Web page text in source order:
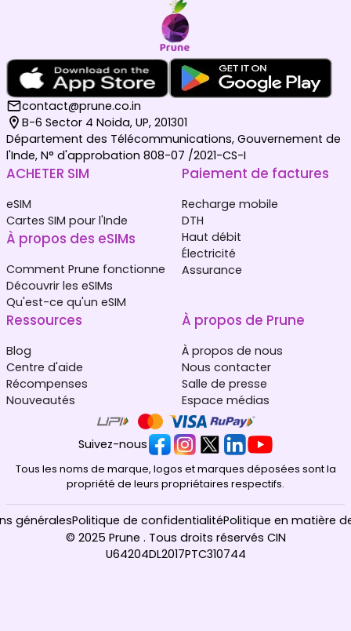
contact@prune.co.in
B-6 Sector 4 Noida, UP, 201301
Département des Télécommunications, Gouvernement de
l'Inde, N° d'approbation 808-07 /2021-CS-I
ACHETER SIM
eSIM
Cartes SIM pour l'Inde
À propos des eSIMs
Comment Prune fonctionne
Découvrir les eSIMs
Qu'est-ce qu'un eSIM
Paiement de factures
Recharge mobile
DTH
Haut débit
Électricité
Assurance
Ressources
Blog
Centre d'aide
Récompenses
Nouveautés
À propos de Prune
À propos de nous
Nous contacter
Salle de presse
Espace médias
Suivez-nous
Tous les noms de marque, logos et marques déposées sont la
propriété de leurs propriétaires respectifs.
© 2025 Prune . Tous droits réservés CIN
U64204DL2017PTC310744
généralesPolitique de confidentialitéPolitique en matière